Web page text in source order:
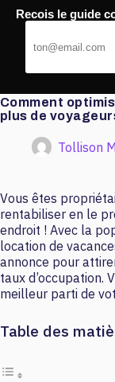
Passer
Comment
plus de
Tollison
Vous êtes
rentabiliser en le
endroit ! Avec la
location de
annonce pour
taux d’occupation.
meilleur parti de
Table des
Recois le guide